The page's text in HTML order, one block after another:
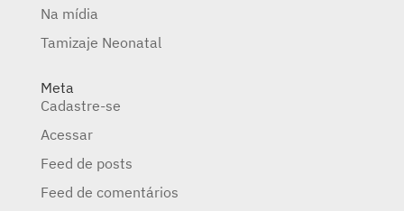
Na mídia
Tamizaje Neonatal
Meta
Cadastre-se
Acessar
Feed de posts
Feed de comentários